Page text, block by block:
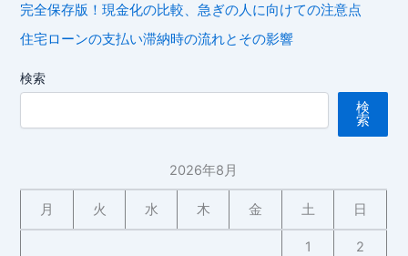
完全保存版！現金化の比較、急ぎの人に向けての注意点
住宅ローンの支払い滞納時の流れとその影響
検索
検
索
2026年8月
月 火 水 木 金 土 日
1 2